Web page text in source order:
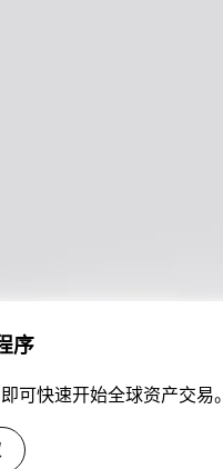
序
可快速开始全球资产交易。